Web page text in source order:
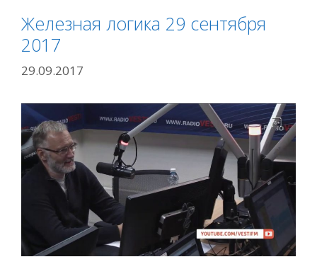
Железная логика 29 сентября
2017
29.09.2017